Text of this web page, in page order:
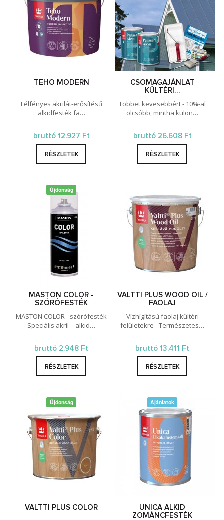
TEHO MODERN
Félfényes akrilát-erősítésű
alkidfesték fa…
bruttó 12.927 Ft
RÉSZLETEK
CSOMAGAJÁNLAT
KÜLTÉRI…
Többet kevesebbért - 10%-al
olcsóbb, mintha külön…
bruttó 26.608 Ft
RÉSZLETEK
Újdonság
MASTON COLOR -
SZÓRÓFESTÉK
MASTON COLOR - szórófesték
Speciális akril – alkid…
bruttó 2.948 Ft
RÉSZLETEK
VALTTI PLUS WOOD OIL /
FAOLAJ
Vízhígítású faolaj kültéri
felületekre - Természetes…
bruttó 13.411 Ft
RÉSZLETEK
Újdonság
VALTTI PLUS COLOR
Ajánlatok
UNICA ALKID
ZOMÁNCFESTÉK